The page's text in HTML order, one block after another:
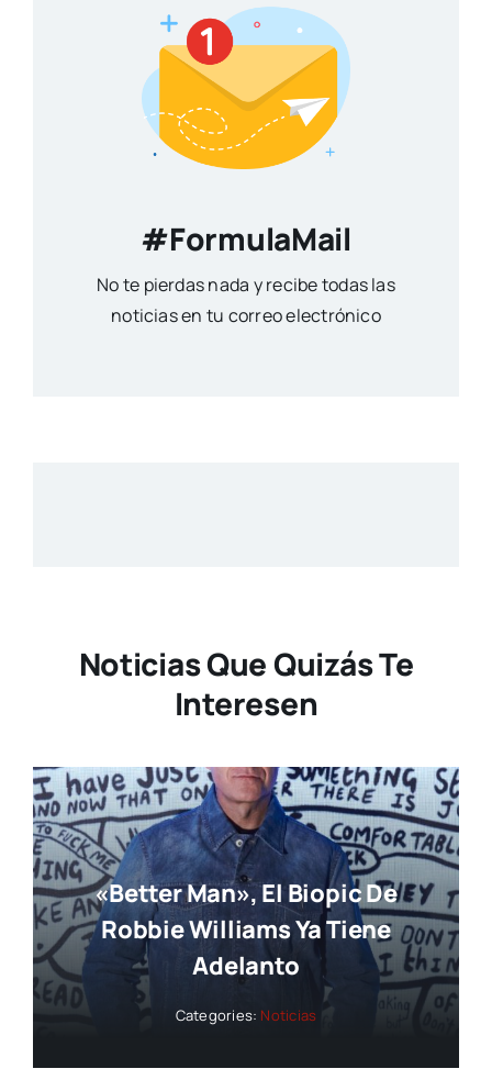
#FormulaMail
No te pierdas nada y recibe todas las
noticias en tu correo electrónico
Noticias Que Quizás Te
Interesen
«Better Man», El Biopic De
Robbie Williams Ya Tiene
Adelanto
Categories: Noticias